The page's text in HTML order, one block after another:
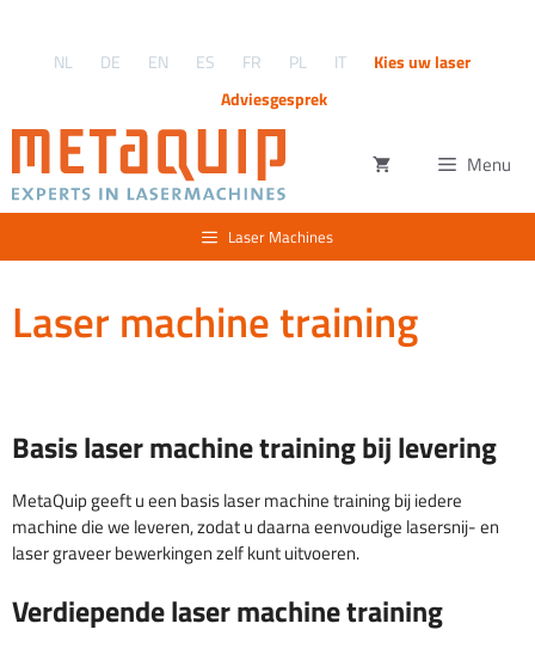
NL DE EN ES FR PL IT
Kies uw laser
Adviesgesprek
Menu
Laser Machines
Laser machine training
Basis laser machine training bij levering
MetaQuip geeft u een basis laser machine training bij iedere
machine die we leveren, zodat u daarna eenvoudige lasersnij- en
laser graveer bewerkingen zelf kunt uitvoeren.
Verdiepende laser machine training